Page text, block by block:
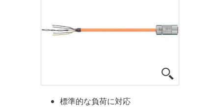
標準的な負荷に対応